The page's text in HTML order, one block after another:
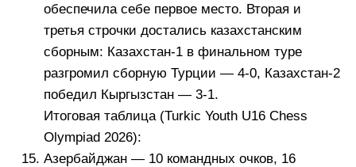
обеспечила себе первое место. Вторая и
третья строчки достались казахстанским
сборным: Казахстан-1 в финальном туре
разгромил сборную Турции — 4-0, Казахстан-2
победил Кыргызстан — 3-1.
Итоговая таблица (Turkic Youth U16 Chess
Olympiad 2026):
Азербайджан — 10 командных очков, 16